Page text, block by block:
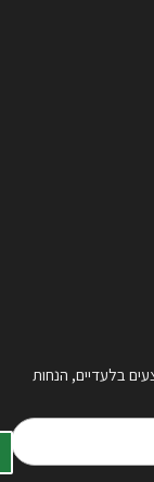
בלעדיים, הנחות